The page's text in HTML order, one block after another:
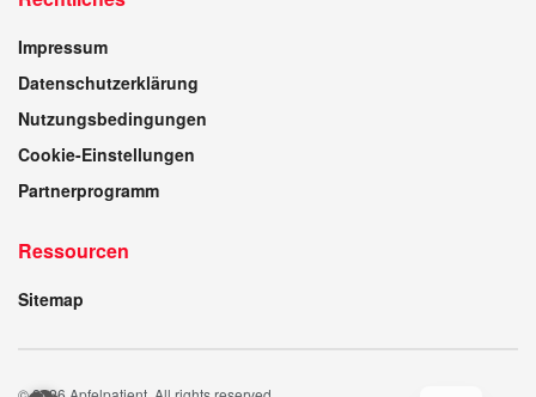
Impressum
Datenschutzerklärung
Nutzungsbedingungen
Cookie-Einstellungen
Partnerprogramm
Ressourcen
Sitemap